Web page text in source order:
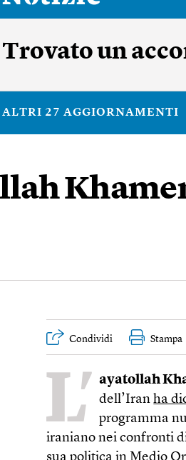
Trovato un
ALTRI 27 AGGIORNAMENTI
Condividi Stampa
L’ ayatollah
dell’Iranha
programma
iraniano nei confronti